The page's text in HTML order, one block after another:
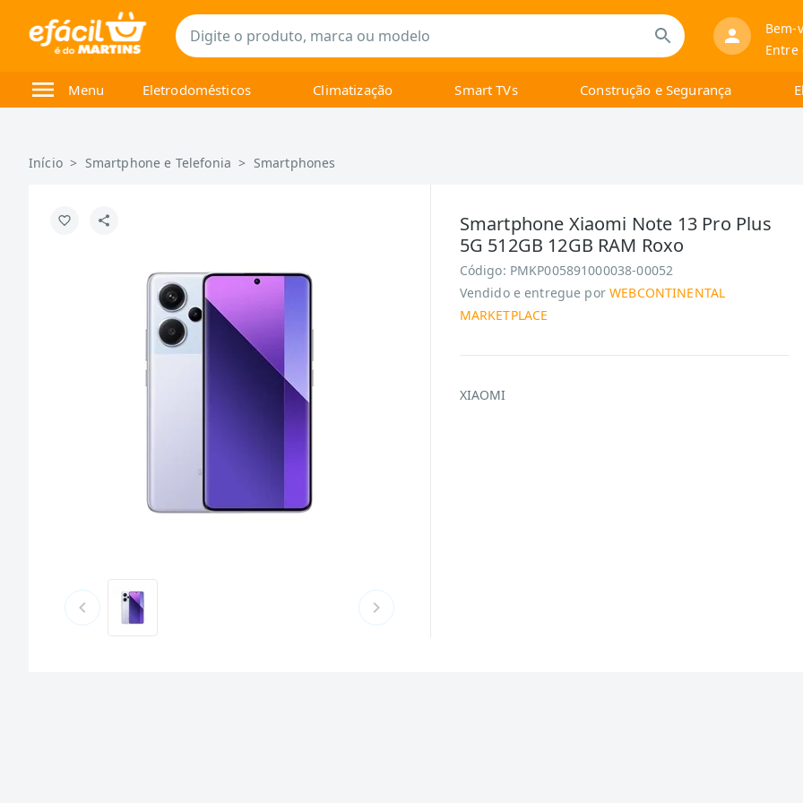
Bem-
Entre
Menu Eletrodomésticos Climatização Smart TVs Construção e Segurança
Início > Smartphone e Telefonia > Smartphones
Smartphone Xiaomi Note 13 Pro Plus
5G 512GB 12GB RAM Roxo
Código: PMKP005891000038-00052
Vendido e entregue por WEBCONTINENTAL
MARKETPLACE
XIAOMI